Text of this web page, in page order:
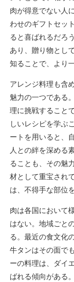
肉が得意でない人
わせのギフトセッ
ると喜ばれるだろ
あり、贈り物とし
知ることで、より
アレンジ料理も含
魅力の一つである
理に挑戦すること
しいレシピを学ぶ
ートを用いると、
人との絆を深める
ることも、その魅
材として重宝され
は、不得手な部位
肉は各国において
はない。地域ごと
る。最近の食文化
牛タンはその面で
ーの料理は、ダイ
ばれる傾向がある